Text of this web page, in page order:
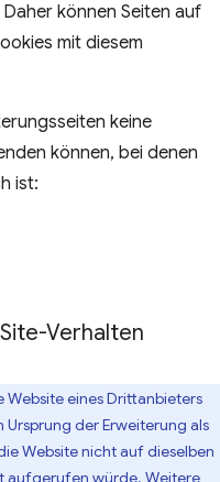
können Seiten auf
mit diesem
keine
können, bei denen
ist:
Site-Verhalten
Website eines Drittanbieters
der Erweiterung als
Website nicht auf dieselben
aufgerufen würde. Weitere